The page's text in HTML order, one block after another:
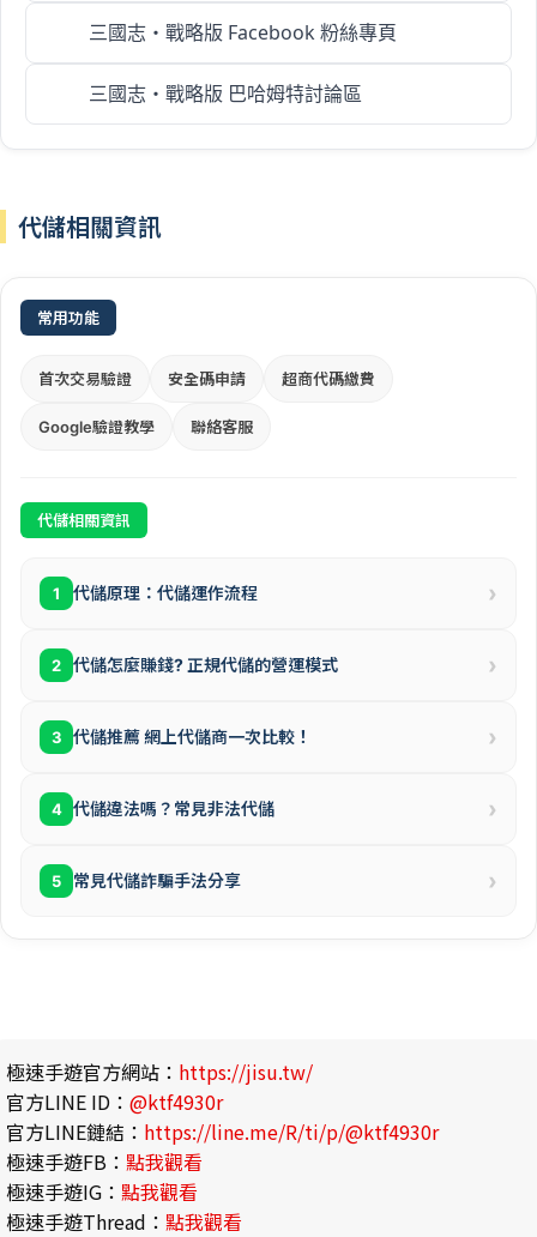
三國志・戰略版 Facebook 粉絲專頁
三國志・戰略版 巴哈姆特討論區
代儲相關資訊
常用功能
首次交易驗證 安全碼申請 超商代碼繳費
Google驗證教學 聯絡客服
代儲相關資訊
1 代儲原理：代儲運作流程 ›
2 代儲怎麼賺錢? 正規代儲的營運模式 ›
3 代儲推薦 網上代儲商一次比較！ ›
4 代儲違法嗎？常見非法代儲 ›
5 常見代儲詐騙手法分享 ›
極速手遊官方網站： https://jisu.tw/
官方LINE ID： @ktf4930r
官方LINE鏈結： https://line.me/R/ti/p/@ktf4930r
極速手遊FB： 點我觀看
極速手遊IG： 點我觀看
極速手遊Thread： 點我觀看